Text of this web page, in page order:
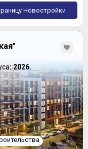
Новостройки
: 2026.